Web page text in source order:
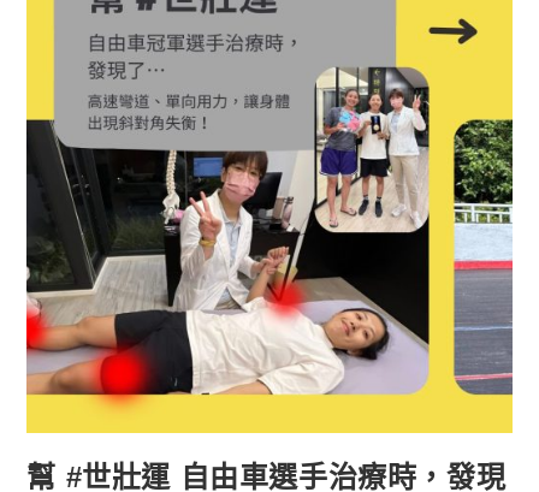
幫 #世壯運 自由車選手治療時，發現